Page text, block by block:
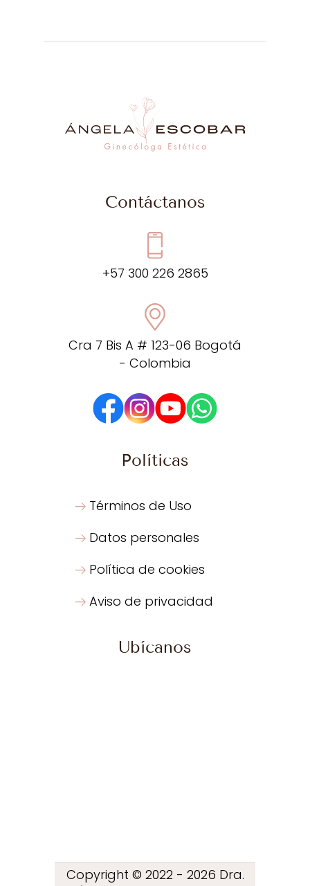
Contáctanos
+57 300 226 2865
Cra 7 Bis A # 123-06 Bogotá
- Colombia
Políticas
Términos de Uso
Datos personales
Política de cookies
Aviso de privacidad
Ubícanos
Copyright © 2022 - 2026 Dra.